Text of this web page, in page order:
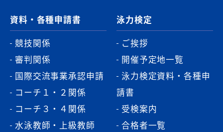
資料・各種申請書
競技関係
審判関係
国際交流事業承認申請
コーチ１・２関係
コーチ３・４関係
水泳教師・上級教師
泳力検定
ご挨拶
開催予定地一覧
泳力検定資料・各種申
請書
受検案内
合格者一覧